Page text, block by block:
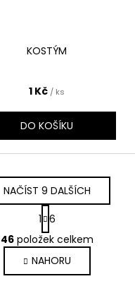
KOSTÝM
1 Kč / ks
DO KOŠÍKU
O
v
l
á
NAČÍST 9 DALŠÍCH
S
t
r
á
n
k
1 6
46 položek celkem
NAHORU